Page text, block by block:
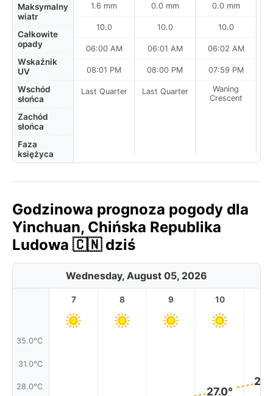
Maksymalny
wiatr
Całkowite
opady
Wskaźnik
UV
Wschód
słońca
Zachód
słońca
Faza
księżyca
1.6 mm
10.0
06:00 AM
08:01 PM
Last Quarter
0.0 mm
10.0
06:01 AM
08:00 PM
Last Quarter
0.0 mm
10.0
06:02 AM
07:59 PM
Waning
Crescent
Godzinowa prognoza pogody dla
Yinchuan, Chińska Republika
Ludowa 🇨🇳 dziś
Wednesday, August 05, 2026
35.0°C
31.0°C
28.0°C
7 8 9 10
27.0°